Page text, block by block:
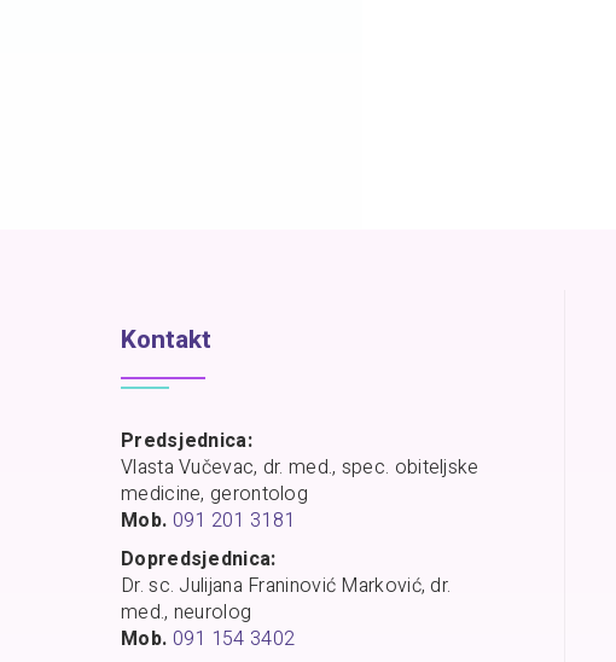
Kontakt
Predsjednica:
Vlasta Vučevac, dr. med., spec. obiteljske
medicine, gerontolog
Mob. 091 201 3181
Dopredsjednica:
Dr. sc. Julijana Franinović Marković, dr.
med., neurolog
Mob. 091 154 3402